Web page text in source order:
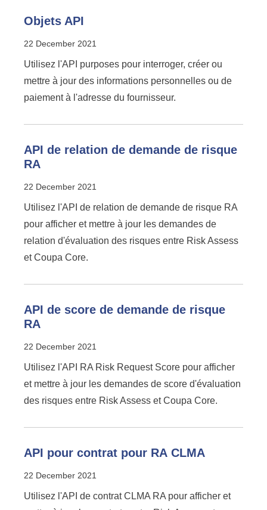
Objets API
22 December 2021
Utilisez l'API purposes pour interroger, créer ou
mettre à jour des informations personnelles ou de
paiement à l'adresse du fournisseur.
API de relation de demande de risque
RA
22 December 2021
Utilisez l'API de relation de demande de risque RA
pour afficher et mettre à jour les demandes de
relation d'évaluation des risques entre Risk Assess
et Coupa Core.
API de score de demande de risque
RA
22 December 2021
Utilisez l'API RA Risk Request Score pour afficher
et mettre à jour les demandes de score d'évaluation
des risques entre Risk Assess et Coupa Core.
API pour contrat pour RA CLMA
22 December 2021
Utilisez l'API de contrat CLMA RA pour afficher et